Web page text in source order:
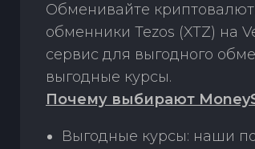
Обменивайте
обменники Tezos (XTZ) на
сервис для выгодного
выгодные курсы.
Почему выбирают
Выгодные курсы: наши